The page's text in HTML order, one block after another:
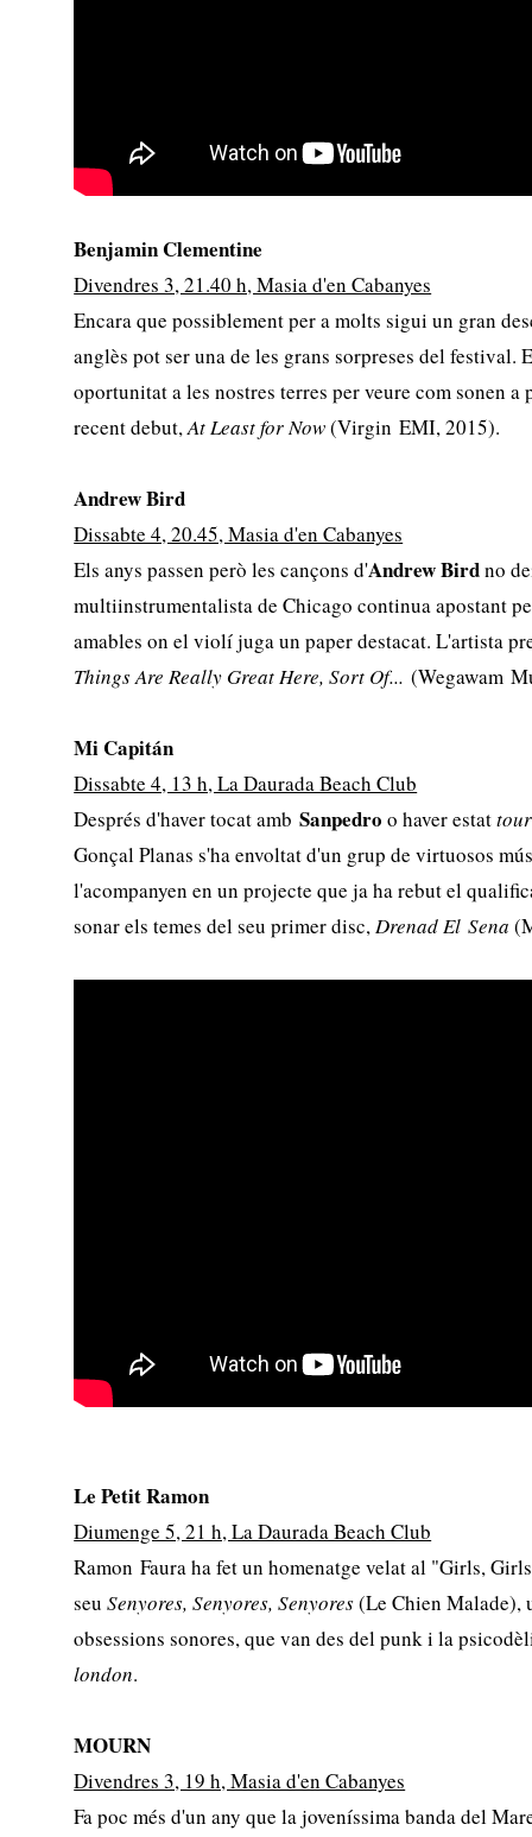
Benjamin Clementine
Divendres 3, 21.40 h, Masia d'en Cabanyes
Encara que possiblement per a molts sigui un gran
anglès pot ser una de les grans sorpreses del
oportunitat a les nostres terres per veure com sonen a
recent debut,At Least for Now(Virgin EMI, 2015).
Andrew Bird
Dissabte 4, 20.45, Masia d'en Cabanyes
Els anys passen però les cançons d'Andrew Birdno
multiinstrumentalista de Chicago continua apostant
amables on el violí juga un paper destacat. L'artista
Things Are Really Great Here, Sort Of...(Wegawam
Mi Capitán
Dissabte 4, 13 h, La Daurada Beach Club
Després d'haver tocat ambSanpedro o haver estat
Gonçal Planas s'ha envoltat d'un grup de virtuosos
l'acompanyen en un projecte que ja ha rebut el
sonar els temes del seu primer disc,Drenad El Sena
Le Petit Ramon
Diumenge 5, 21 h, La Daurada Beach Club
Ramon Faura ha fet un homenatge velat al "Girls,
seuSenyores, Senyores, Senyores(Le Chien Malade),
obsessions sonores, que van des del punk i la
london.
MOURN
Divendres 3, 19 h, Masia d'en Cabanyes
Fa poc més d'un any que la joveníssima banda del